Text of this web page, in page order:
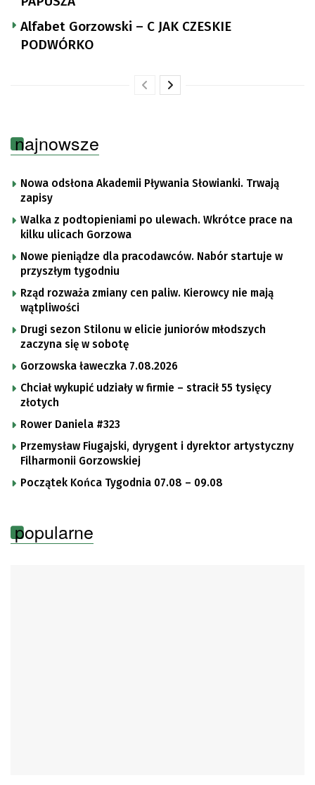
Alfabet Gorzowski – C JAK CZESKIE
PODWÓRKO
najnowsze
Nowa odsłona Akademii Pływania Słowianki. Trwają
zapisy
Walka z podtopieniami po ulewach. Wkrótce prace na
kilku ulicach Gorzowa
Nowe pieniądze dla pracodawców. Nabór startuje w
przyszłym tygodniu
Rząd rozważa zmiany cen paliw. Kierowcy nie mają
wątpliwości
Drugi sezon Stilonu w elicie juniorów młodszych
zaczyna się w sobotę
Gorzowska ławeczka 7.08.2026
Chciał wykupić udziały w firmie – stracił 55 tysięcy
złotych
Rower Daniela #323
Przemysław Fiugajski, dyrygent i dyrektor artystyczny
Filharmonii Gorzowskiej
Początek Końca Tygodnia 07.08 – 09.08
popularne